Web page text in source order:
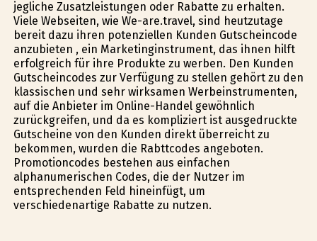
jegliche Zusatzleistungen oder Rabatte zu erhalten.
Viele Webseiten, wie We-are.travel, sind heutzutage
bereit dazu ihren potenziellen Kunden Gutscheincode
anzubieten , ein Marketinginstrument, das ihnen hilft
erfolgreich für ihre Produkte zu werben. Den Kunden
Gutscheincodes zur Verfügung zu stellen gehört zu den
klassischen und sehr wirksamen Werbeinstrumenten,
auf die Anbieter im Online-Handel gewöhnlich
zurückgreifen, und da es kompliziert ist ausgedruckte
Gutscheine von den Kunden direkt überreicht zu
bekommen, wurden die Rabttcodes angeboten.
Promotioncodes bestehen aus einfachen
alphanumerischen Codes, die der Nutzer im
entsprechenden Feld hineinfügt, um
verschiedenartige Rabatte zu nutzen.